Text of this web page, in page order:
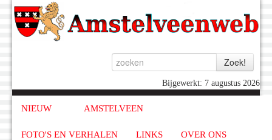
Bijgewerkt: 7 augustus 2026
NIEUW AMSTELVEEN
FOTO'S EN VERHALEN LINKS OVER ONS